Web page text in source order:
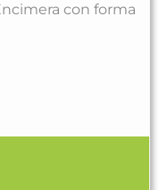
con forma